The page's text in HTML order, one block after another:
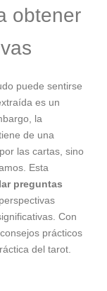
obtener
puede sentirse
es un
la
de una
las cartas, sino
Esta
preguntas
Con
prácticos
del tarot.